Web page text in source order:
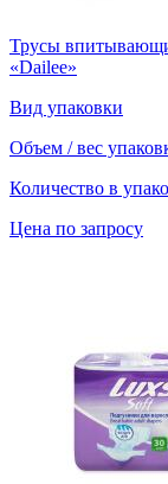
Трусы
«Dailee»
Вид упаковки
Объем / вес
Количество в
Цена по запросу